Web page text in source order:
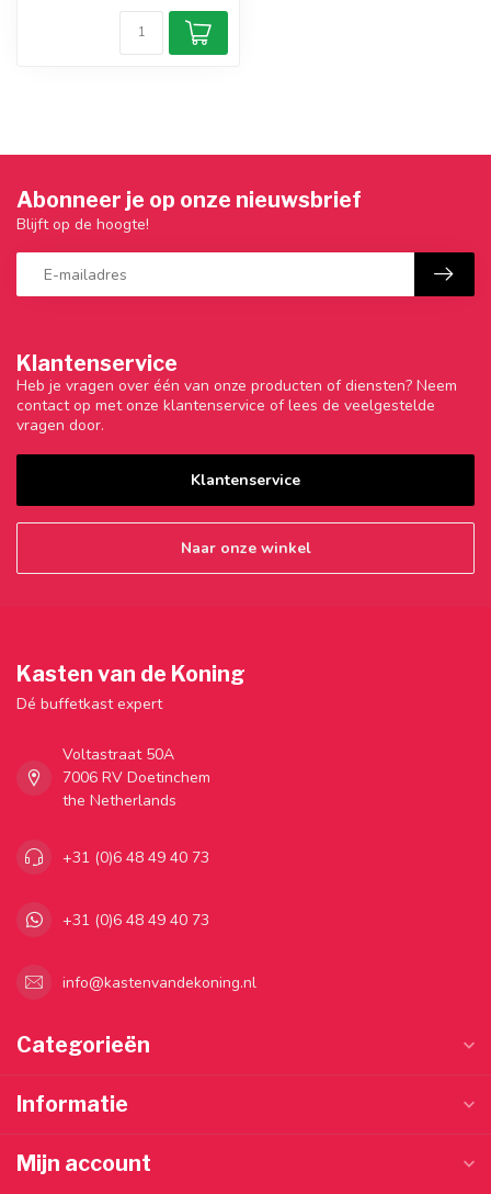
Klantenservice
Heb je vragen over één van onze producten of diensten? Neem
contact op met onze klantenservice of lees de veelgestelde
vragen door.
Klantenservice
Naar onze winkel
Abonneer je op onze nieuwsbrief
Blijft op de hoogte!
Kasten van de Koning
Dé buffetkast expert
Voltastraat 50A
7006 RV Doetinchem
the Netherlands
+31 (0)6 48 49 40 73
+31 (0)6 48 49 40 73
info@kastenvandekoning.nl
Categorieën
Informatie
Mijn account